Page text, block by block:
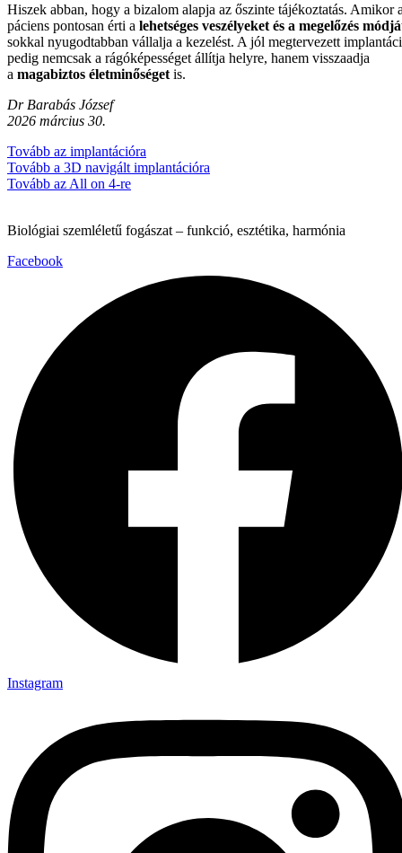
Hiszek abban, hogy a bizalom alapja az őszinte tájékoztatás. Amikor
páciens pontosan érti a lehetséges veszélyeket és a megelőzés
sokkal nyugodtabban vállalja a kezelést. A jól megtervezett
pedig nemcsak a rágóképességet állítja helyre, hanem visszaadja
a magabiztos életminőséget is.
Dr Barabás József
2026 március 30.
Tovább az implantációra
Tovább a 3D navigált implantációra
Tovább az All on 4-re
Biológiai szemléletű fogászat – funkció, esztétika, harmónia
Facebook
Instagram